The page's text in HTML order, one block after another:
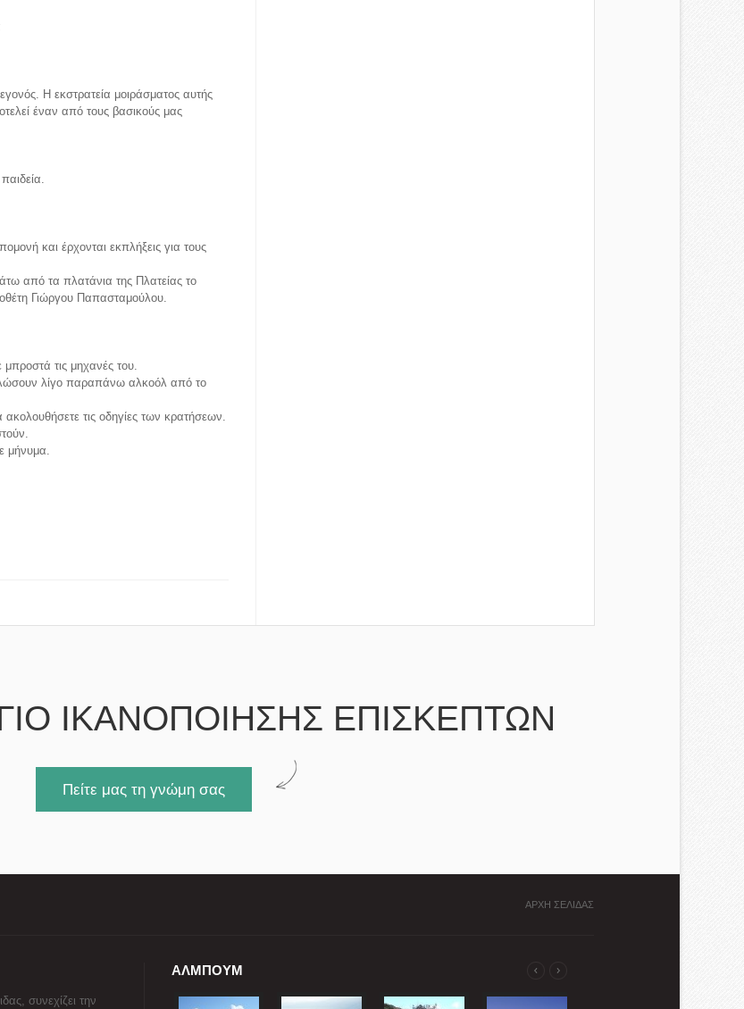
Η εκστρατεία μοιράσματος αυτής
έναν από τους βασικούς μας
και έρχονται εκπλήξεις για τους
από τα πλατάνια της Πλατείας το
Γιώργου Παπασταμούλου.
τις μηχανές του.
λίγο παραπάνω αλκοόλ από το
τις οδηγίες των κρατήσεων.
μήνυμα.
ΙΚΑΝΟΠΟΙΗΣΗΣ ΕΠΙΣΚΕΠΤΩΝ
Πείτε μας τη γνώμη σας
ΑΡΧΗ ΣΕΛΙΔΑΣ
συνεχίζει την
ΑΛΜΠΟΥΜ